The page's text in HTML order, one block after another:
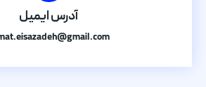
آدرس ایمیل